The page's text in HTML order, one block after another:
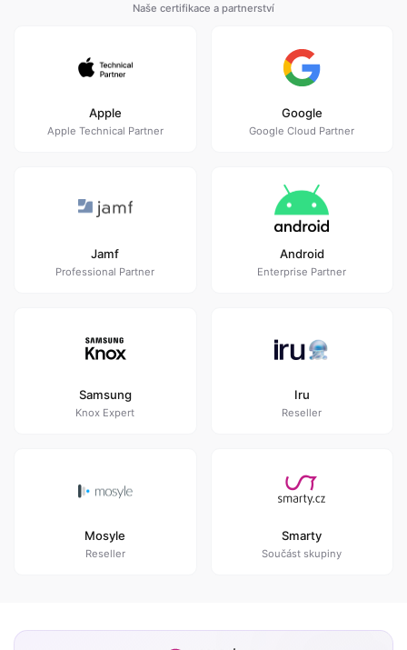
Naše certifikace a partnerství
Apple
Apple Technical Partner
Google
Google Cloud Partner
Jamf
Professional Partner
Android
Enterprise Partner
Samsung
Knox Expert
Iru
Reseller
Mosyle
Reseller
Smarty
Součást skupiny